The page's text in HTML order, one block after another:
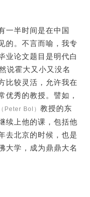
一半时间是在中国
。不言而喻，我专
业论文题目是明代白
说霍大又小又没名
比较灵活，允许我在
优秀的教授。譬如，
（Peter Bol） 教授的东
续上他的课，包括他
去北京的时候，也是
大学，成为鼎鼎大名